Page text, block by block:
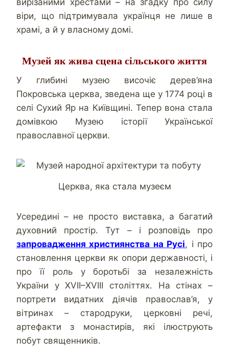
вирізаними хрестами – на згадку про силу
віри, що підтримувала українця не лише в
храмі, а й у власному домі.
Музей як жива сцена сільського життя
У глибині музею височіє дерев’яна
Покровська церква, зведена ще у 1774 році в
селі Сухий Яр на Київщині. Тепер вона стала
домівкою Музею історії Української
православної церкви.
Церква, яка стала музеєм
Усередині – не просто виставка, а багатий
духовний простір. Тут – і розповідь про
запровадження християнства на Русі, і про
становлення церкви як опори державності, і
про її роль у боротьбі за незалежність
України у XVII–XVIII століттях. На стінах –
портрети видатних діячів православ’я, у
вітринах – стародруки, церковні речі,
артефакти з монастирів, які ілюструють
побут священників.